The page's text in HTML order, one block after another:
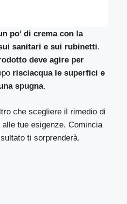
po’ di crema con la
sanitari e sui rubinetti.
deve agire per
risciacqua le superfici e
spugna.
che scegliere il rimedio di
tue esigenze. Comincia
ti sorprenderà.